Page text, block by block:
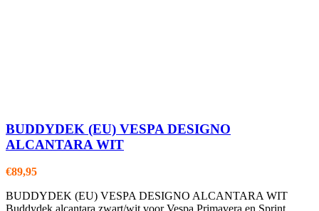
BUDDYDEK (EU) VESPA DESIGNO
ALCANTARA WIT
€89,95
BUDDYDEK (EU) VESPA DESIGNO ALCANTARA WIT